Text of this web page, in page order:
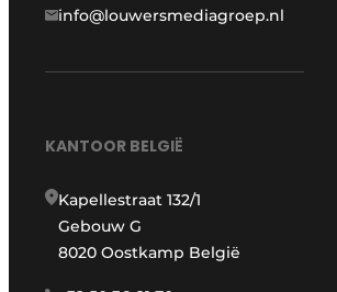
info@louwersmediagroep.nl
KANTOOR BELGIË
Kapellestraat 132/1
Gebouw G
8020 Oostkamp België